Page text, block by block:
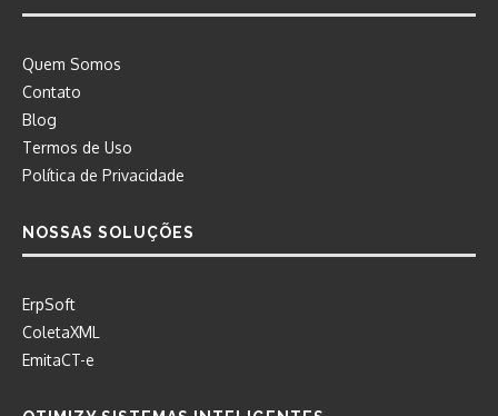
Quem Somos
Contato
Blog
Termos de Uso
Política de Privacidade
NOSSAS SOLUÇÕES
ErpSoft
ColetaXML
EmitaCT-e